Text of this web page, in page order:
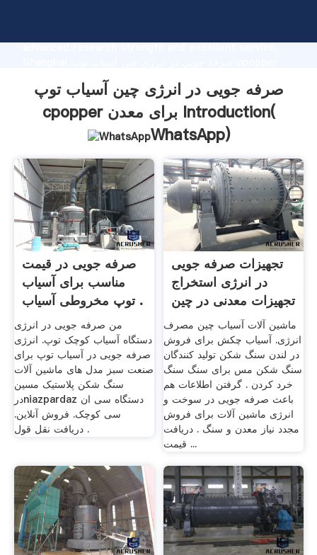
advanced research strength and excellent service,
to all of customers.
صرفه جویی در انرژی چین آسیاب توپ
cpopper برای معدن Introduction(
WhatsApp)
صرفه جویی در قیمت
مناسب برای آسیاب
توپ مخروطی آسیاب .
من صرفه جویی در انرژی
دستگاه آسیاب کوچک توپ. انرژی
صرفه جویی در آسیاب توپ برای
صنعت سبز مدل های ماشین آلات
سنگ شکن پلاستیک مسین
درniazpardaz دستگاه سی ان
سی کوچک. فروش آنلاین.
دریافت نقل قول .
تجهیزات صرفه جویی
در انرژی استخراج
تجهیزات معدنی در چین
ماشین آلات آسیاب چین مصرف
انرژی. آسیاب چکش برای فروش
در لندن سنگ شکن تولید کنندگان
سنگ شکن مس برای سنگ سنگ
خرد کردن . گرفتن اطلاعات هم
باعث صرفه جویی در سوخت و
انرژی ماشین آلات برای فروش
مجدد نیاز معدن و سنگ . دریافت
قیمت ...